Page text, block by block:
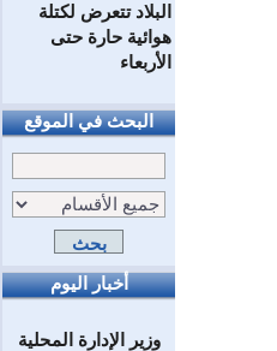
البلاد تتعرض لكتلة
هوائية حارة حتى
الأربعاء
البحث في الموقع
أخبار اليوم
وزير الإدارة المحلية